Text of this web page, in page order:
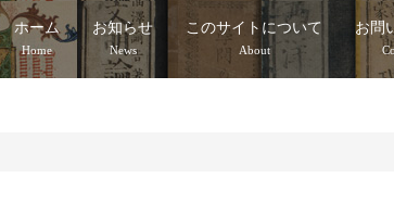
ホーム
Home
お知らせ
News
このサイトについて
About
お問